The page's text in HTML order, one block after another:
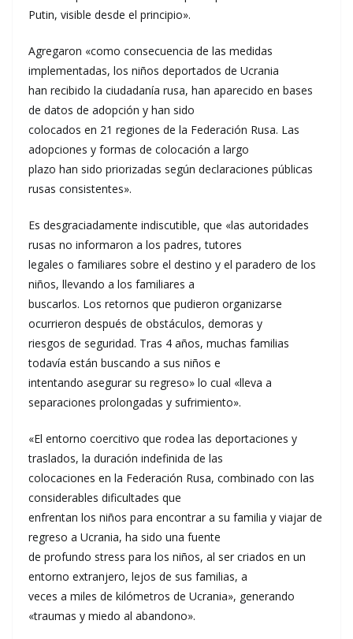
Putin, visible desde el principio».
Agregaron «como consecuencia de las medidas
implementadas, los niños deportados de Ucrania
han recibido la ciudadanía rusa, han aparecido en bases
de datos de adopción y han sido
colocados en 21 regiones de la Federación Rusa. Las
adopciones y formas de colocación a largo
plazo han sido priorizadas según declaraciones públicas
rusas consistentes».
Es desgraciadamente indiscutible, que «las autoridades
rusas no informaron a los padres, tutores
legales o familiares sobre el destino y el paradero de los
niños, llevando a los familiares a
buscarlos. Los retornos que pudieron organizarse
ocurrieron después de obstáculos, demoras y
riesgos de seguridad. Tras 4 años, muchas familias
todavía están buscando a sus niños e
intentando asegurar su regreso» lo cual «lleva a
separaciones prolongadas y sufrimiento».
«El entorno coercitivo que rodea las deportaciones y
traslados, la duración indefinida de las
colocaciones en la Federación Rusa, combinado con las
considerables dificultades que
enfrentan los niños para encontrar a su familia y viajar de
regreso a Ucrania, ha sido una fuente
de profundo stress para los niños, al ser criados en un
entorno extranjero, lejos de sus familias, a
veces a miles de kilómetros de Ucrania», generando
«traumas y miedo al abandono».